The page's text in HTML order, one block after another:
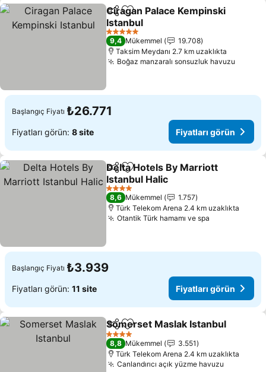
PaylaşFavorilerime ekle
Ciragan Palace Kempinski
Istanbul
Fiyatları görün
5 Yıldız
9,4 Mükemmel
19.708
Taksim Meydanı 2.7 km uzaklıkta
Boğaz manzaralı sonsuzluk havuzu
Başlangıç Fiyatı ₺26.771
Fiyatları görün: 8 site Fiyatları görün
PaylaşFavorilerime ekle
Delta Hotels By Marriott
Istanbul Halic
Fiyatları görün
4 Yıldız
8,6 Mükemmel
1.757
Türk Telekom Arena 2.4 km uzaklıkta
Otantik Türk hamamı ve spa
Başlangıç Fiyatı ₺3.939
Fiyatları görün: 11 site Fiyatları görün
PaylaşFavorilerime ekle
Somerset Maslak Istanbul
4 Yıldız
8,8 Mükemmel
3.551
Türk Telekom Arena 2.4 km uzaklıkta
Canlandırıcı açık yüzme havuzu